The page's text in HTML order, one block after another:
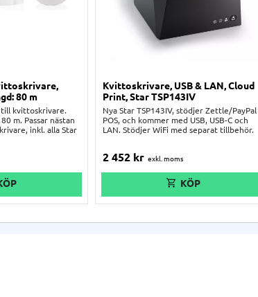
80 m
kvittoskrivare.
m. Passar nästan
inkl. alla Star
Kvittoskrivare, USB & LAN, Cloud
Print, Star TSP143IV
Nya Star TSP143IV, stödjer Zettle/PayPal
POS, och kommer med USB, USB-C och
LAN. Stödjer WiFi med separat tillbehör.
2 452 kr